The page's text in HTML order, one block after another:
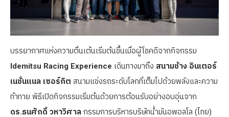
บรรยากาศแห่งความตื่นเต้นเริ่มต้นขึ้นเมื่อผู้โชคดีจากกิจกรรม
Idemitsu Racing Experience เดินทางมาถึง สนามช้าง อินเตอร์
เนชั่นแนล เซอร์กิต สนามแข่งรถระดับโลกที่เต็มไปด้วยพลังและความ
ท้าทาย พิธีเปิดกิจกรรมเริ่มต้นด้วยการต้อนรับอย่างอบอุ่นจาก
ดร.ธนศักดิ์ วหาวิศาล กรรมการบริหารบริษัทน้ำมันอพอลโล (ไทย)